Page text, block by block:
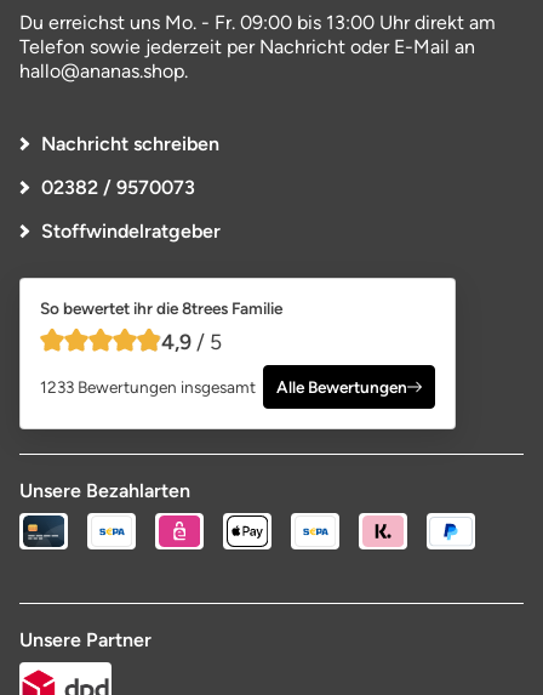
Du erreichst uns Mo. - Fr. 09:00 bis 13:00 Uhr direkt am
Telefon sowie jederzeit per Nachricht oder E-Mail an
hallo@ananas.shop.
Nachricht schreiben
02382 / 9570073
Stoffwindelratgeber
So bewertet ihr die 8trees Familie
4,9 von 5 Sternen
4,9 / 5
1233 Bewertungen insgesamt Alle Bewertungen
Unsere Bezahlarten
Unsere Partner